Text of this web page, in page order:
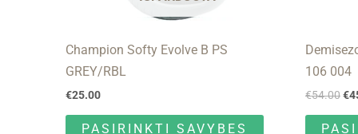
Champion Softy Evolve B PS
GREY/RBL
€25.00
PASIRINKTI SAVYBES
106 004
€54.00€